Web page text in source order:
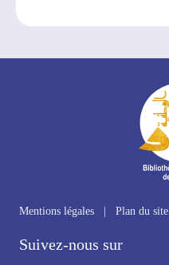
Mentions légales Plan du site
Suivez-nous sur